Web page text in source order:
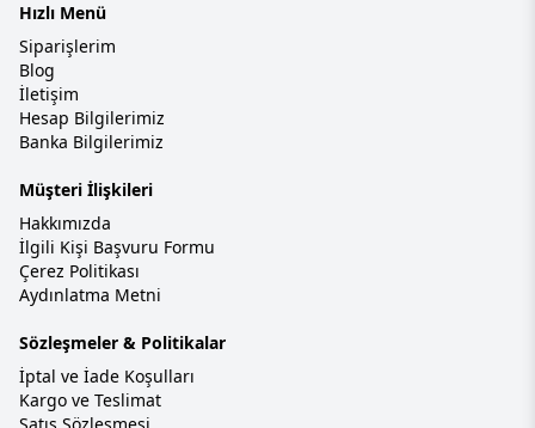
Hızlı Menü
Siparişlerim
Blog
İletişim
Hesap Bilgilerimiz
Banka Bilgilerimiz
Müşteri İlişkileri
Hakkımızda
İlgili Kişi Başvuru Formu
Çerez Politikası
Aydınlatma Metni
Sözleşmeler & Politikalar
İptal ve İade Koşulları
Kargo ve Teslimat